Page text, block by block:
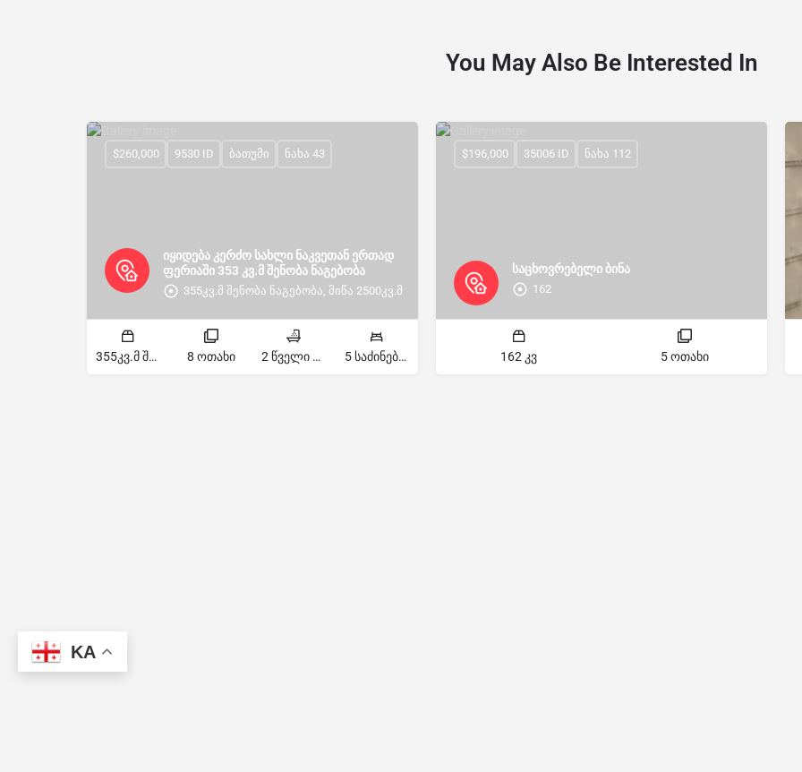
You May Also Be Interested In
იყიდება კერძო სახლი ნაკვეთან ერთად
ფერიაში 353 კვ.მ შენობა ნაგებობა
355კვ.მ შენობა ნაგებობა, მიწა 2500კვ.მ
$260,000 9530 ID ბათუმი ნახა 43
355კვ.მ შენობა ნაგებობა, მიწა 2500კვ.მ კვ 8 ოთახი 2 წველი წერტილი 5 საძინებელი
საცხოვრებელი ბინა
162
$196,000 35006 ID ნახა 112
162 კვ 5 ოთახი
KA